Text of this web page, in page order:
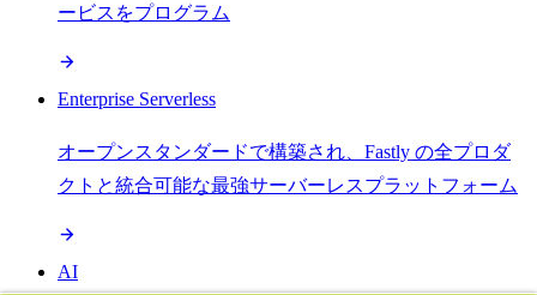
ービスをプログラム
Enterprise Serverless
オープンスタンダードで構築され、Fastly の全プロダ
クトと統合可能な最強サーバーレスプラットフォーム
AI